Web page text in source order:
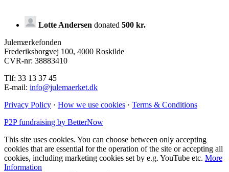
Lotte Andersen donated 500 kr.
Julemærkefonden
Frederiksborgvej 100, 4000 Roskilde
CVR-nr: 38883410
Tlf: 33 13 37 45
E-mail: info@julemaerket.dk
Privacy Policy · How we use cookies · Terms & Conditions
P2P fundraising by BetterNow
This site uses cookies. You can choose between only accepting
cookies that are essential for the operation of the site or accepting all
cookies, including marketing cookies set by e.g. YouTube etc. More
Information